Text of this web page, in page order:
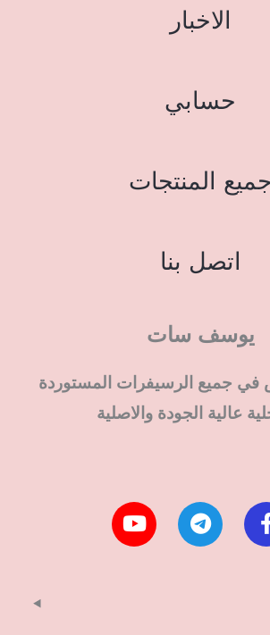
الاخبار
حسابي
جميع المنتجات
اتصل بنا
يوسف سات
جميع الرسيفرات المستوردة
عالية الجودة والاصلية